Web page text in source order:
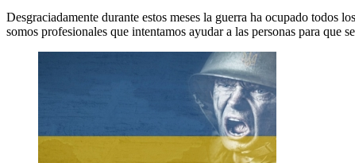
Desgraciadamente durante estos meses la guerra ha ocupado
somos profesionales que intentamos ayudar a las personas para que